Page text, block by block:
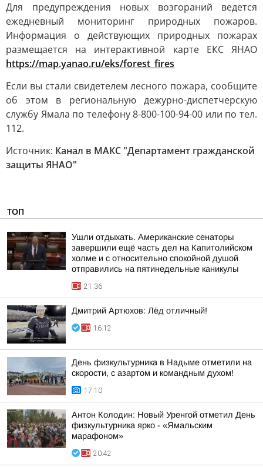
Для предупреждения новых возгораний ведется
ежедневный мониторинг природных пожаров.
Информация о действующих природных пожарах
размещается на интерактивной карте ЕКС ЯНАО
https://map.yanao.ru/eks/forest_fires
Если вы стали свидетелем лесного пожара, сообщите
об этом в региональную дежурно-диспетчерскую
службу Ямала по телефону 8-800-100-94-00 или по тел.
112.
Источник: Канал в МАКС "Департамент гражданской
защиты ЯНАО"
ТОП
Ушли отдыхать. Американские сенаторы
завершили ещё часть дел на Капитолийском
холме и с относительно спокойной душой
отправились на пятинедельные каникулы
21:36
Дмитрий Артюхов: Лёд отличный!
16:12
День физкультурника в Надыме отметили на
скорости, с азартом и командным духом!
17:10
Антон Колодин: Новый Уренгой отметил День
физкультурника ярко - «Ямальским
марафоном»
20:42